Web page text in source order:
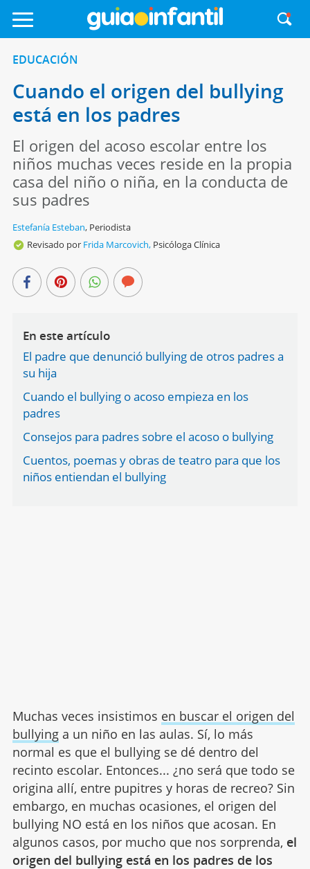
EDUCACIÓN
Cuando el origen del bullying
está en los padres
El origen del acoso escolar entre los
niños muchas veces reside en la propia
casa del niño o niña, en la conducta de
sus padres
Estefanía Esteban, Periodista
Revisado por Frida Marcovich, Psicóloga Clínica
En este artículo
El padre que denunció bullying de otros padres a
su hija
Cuando el bullying o acoso empieza en los
padres
Consejos para padres sobre el acoso o bullying
Cuentos, poemas y obras de teatro para que los
niños entiendan el bullying
Muchas veces insistimos en buscar el origen del
bullyinga un niño en las aulas. Sí, lo más
normal es que el bullying se dé dentro del
recinto escolar. Entonces... ¿no será que todo se
origina allí, entre pupitres y horas de recreo? Sin
embargo, en muchas ocasiones, el origen del
bullying NO está en los niños que acosan. En
algunos casos, por mucho que nos sorprenda, el
origen del bullying está en los padres de los